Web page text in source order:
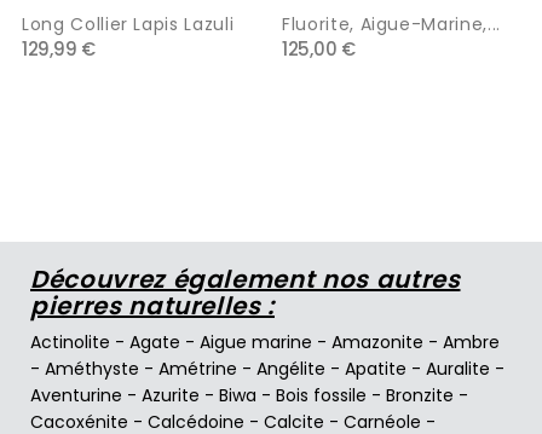
Long Collier Lapis Lazuli
129,99 €
Fluorite, Aigue-Marine,...
125,00 €
Découvrez également nos autres
pierres naturelles :
Actinolite - Agate - Aigue marine - Amazonite - Ambre
- Améthyste - Amétrine - Angélite - Apatite - Auralite -
Aventurine - Azurite - Biwa - Bois fossile - Bronzite -
Cacoxénite - Calcédoine - Calcite - Carnéole -